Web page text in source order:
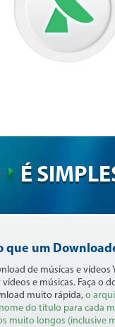
É
que um
de músicas e vídeos
e músicas. Faça o
muito rápida, o
do título para cada
muito longos (inclusive